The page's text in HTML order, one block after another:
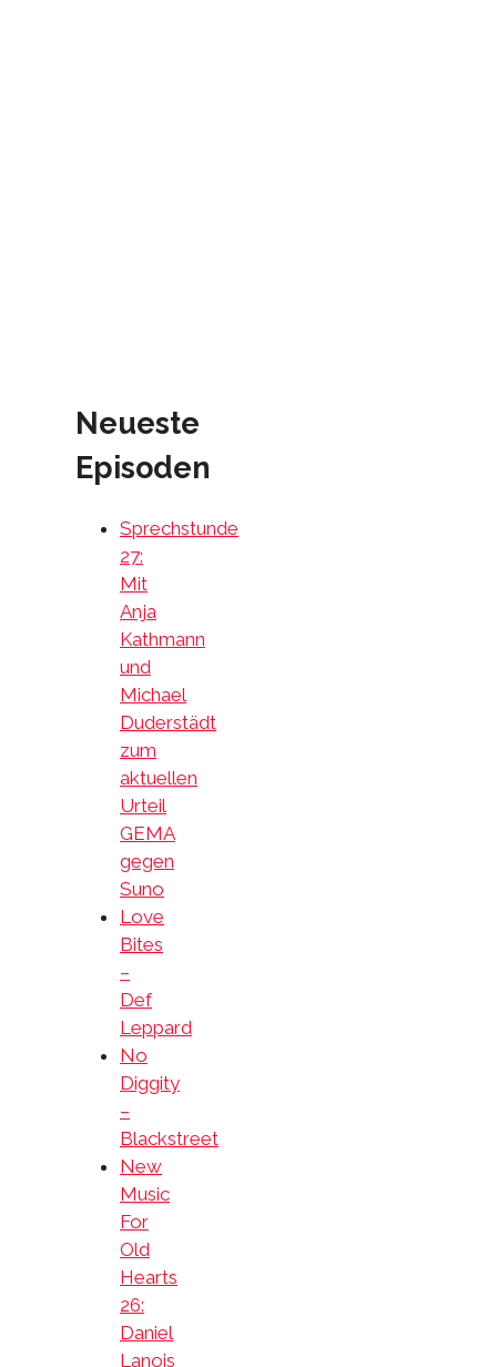
Neueste
Episoden
Sprechstunde
27:
Mit
Anja
Kathmann
und
Michael
Duderstädt
zum
aktuellen
Urteil
GEMA
gegen
Suno
Love
Bites
–
Def
Leppard
No
Diggity
–
Blackstreet
New
Music
For
Old
Hearts
26:
Daniel
Lanois